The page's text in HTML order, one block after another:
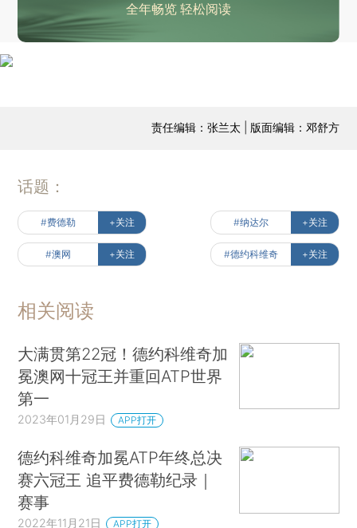
全年畅览 轻松阅读
责任编辑：张兰太 | 版面编辑：邓舒方
话题：
#费德勒 +关注 #纳达尔 +关注
#澳网 +关注 #德约科维奇 +关注
相关阅读
大满贯第22冠！德约科维奇加
冕澳网十冠王并重回ATP世界
第一
2023年01月29日 APP打开
德约科维奇加冕ATP年终总决
赛六冠王 追平费德勒纪录｜
赛事
2022年11月21日 APP打开